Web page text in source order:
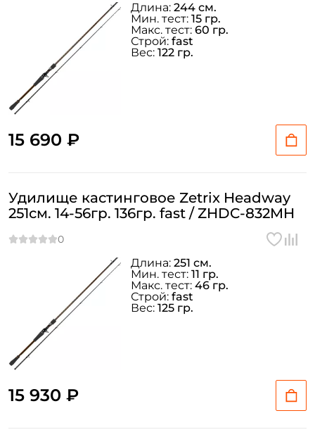
15 690 ₽
Длина: 244 см.
Мин. тест: 15 гр.
Макс. тест: 60 гр.
Строй: fast
Вес: 122 гр.
Удилище кастинговое Zetrix Headway
251см. 14-56гр. 136гр. fast / ZHDC-832MH
15 930 ₽
Длина: 251 см.
Мин. тест: 11 гр.
Макс. тест: 46 гр.
Строй: fast
Вес: 125 гр.